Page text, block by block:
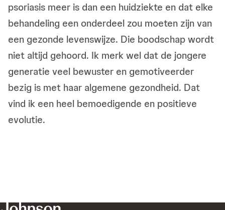
psoriasis meer is dan een huidziekte en dat elke
behandeling een onderdeel zou moeten zijn van
een gezonde levenswijze. Die boodschap wordt
niet altijd gehoord. Ik merk wel dat de jongere
generatie veel bewuster en gemotiveerder
bezig is met haar algemene gezondheid. Dat
vind ik een heel bemoedigende en positieve
evolutie.